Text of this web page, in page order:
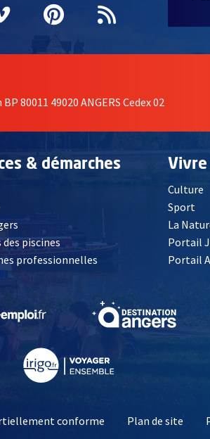
fenêtrefenêtre
une nouvelle fenêtre
Vimeo
, Ouvre une nouvelle
Pinterest
, Ouvre une
Flux RSS
80011 49020 ANGERS Cedex 02
& démarches
, Ouvre une nouvelle fenêtre
piscines
professionnelles
Vivre
Culture
Sport
La
Portail
Portail
fenêtre , Ouvre une nouvelle fenêtre ,
conforme Plan de site